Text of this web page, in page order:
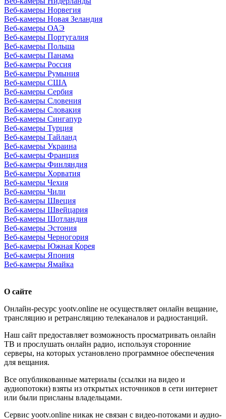
Веб-камеры Норвегия
Веб-камеры Новая Зеландия
Веб-камеры ОАЭ
Веб-камеры Португалия
Веб-камеры Польша
Веб-камеры Панама
Веб-камеры Россия
Веб-камеры Румыния
Веб-камеры США
Веб-камеры Сербия
Веб-камеры Словения
Веб-камеры Словакия
Веб-камеры Сингапур
Веб-камеры Турция
Веб-камеры Тайланд
Веб-камеры Украина
Веб-камеры Франция
Веб-камеры Финляндия
Веб-камеры Хорватия
Веб-камеры Чехия
Веб-камеры Чили
Веб-камеры Швеция
Веб-камеры Швейцария
Веб-камеры Шотландия
Веб-камеры Эстония
Веб-камеры Черногория
Веб-камеры Южная Корея
Веб-камеры Япония
Веб-камеры Ямайка
О сайте
Онлайн-ресурс yootv.online не осуществляет онлайн вещание,
трансляцию и ретрансляцию телеканалов и радиостанций.
Наш сайт предоставляет возможность просматривать онлайн
ТВ и прослушать онлайн радио, используя сторонние
серверы, на которых установлено программное обеспечения
для вещания.
Все опубликованные материалы (ссылки на видео и
аудиопотоки) взяты из открытых источников в сети интернет
или были присланы владельцами.
Сервис yootv.online никак не связан с видео-потоками и аудио-